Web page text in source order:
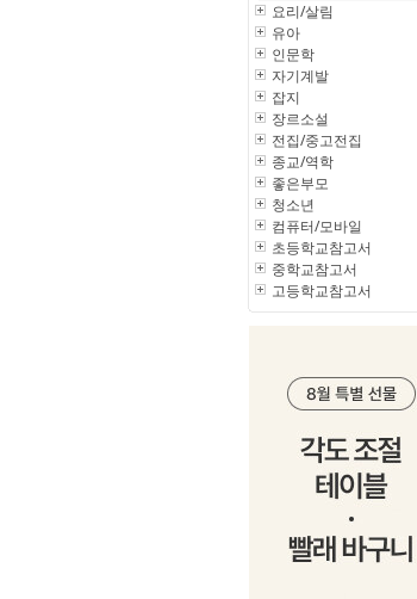
요리/살림
유아
인문학
자기계발
잡지
장르소설
전집/중고전집
종교/역학
좋은부모
청소년
컴퓨터/모바일
초등학교참고서
중학교참고서
고등학교참고서